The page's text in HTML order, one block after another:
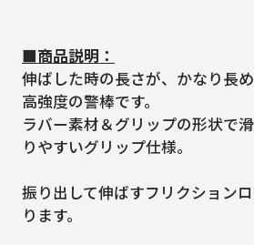
■商品説明：
伸ばした時の長さが、かなり長
高強度の警棒です。
ラバー素材＆グリップの形状で
りやすいグリップ仕様。
振り出して伸ばすフリクション
ります。